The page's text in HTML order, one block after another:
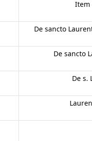
Item
De sancto
De sancto
De s.